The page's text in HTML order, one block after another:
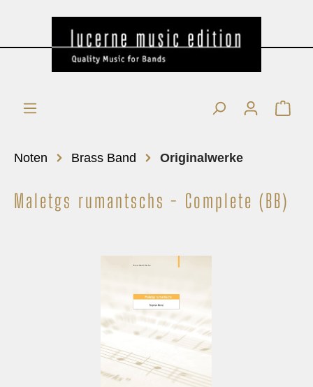
Noten Brass Band Originalwerke
Maletgs rumantschs - Complete (BB)